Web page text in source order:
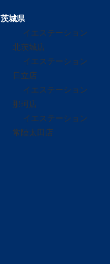
茨城県
イエステーション
北茨城店
イエステーション
日立店
イエステーション
那珂店
イエステーション
常陸太田店